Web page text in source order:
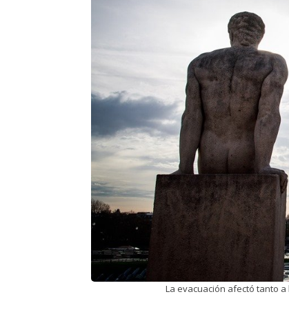
La evacuación afectó tanto a